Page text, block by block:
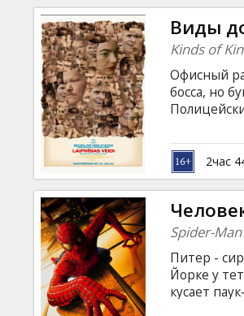
устроить
Виды
Kinds of
Офисный
босса, но
и соленой
латышском
2час
Spider-
Питер -
Йорке у
кусает